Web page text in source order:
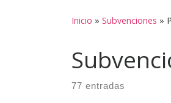
Inicio » Subvenciones »
77 entradas